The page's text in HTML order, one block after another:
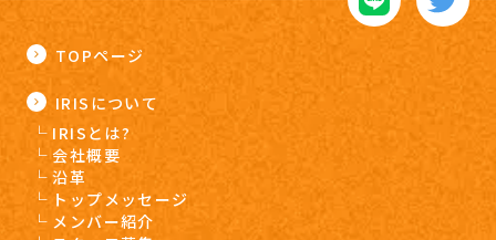
TOPページ
IRISについて
IRISとは?
会社概要
沿革
トップメッセージ
メンバー紹介